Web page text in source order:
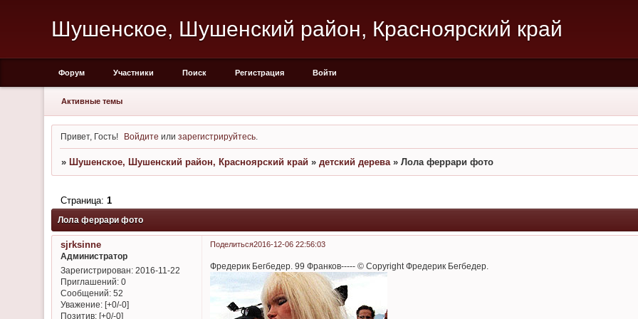
Шушенское, Шушенский район, Красноярский край
Форум Участники Поиск Регистрация Войти
Активные темы
Привет, Гость! Войдите илизарегистрируйтесь
» Шушенское, Шушенский район, Красноярский край » детский дерева » Лола феррари фото
Лола феррари фото
Страница: 1
Поделиться2016-12-06 22:56:03
sjrksinne
Администратор
Зарегистрирован: 2016-11-22
Приглашений:0
Сообщений:52
Уважение: [+0/-0]
Позитив: [+0/-0]
Фредерик Бегбедер. 99 Франков----- © Copyright Фредерик Бегбедер.